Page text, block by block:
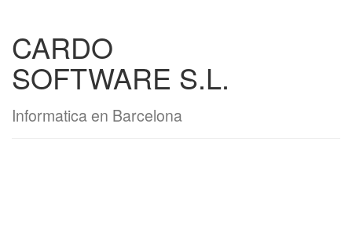
CARDO
SOFTWARE S.L.
Informatica en Barcelona